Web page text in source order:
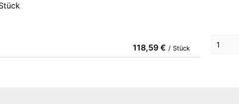
118,59 € / Stück